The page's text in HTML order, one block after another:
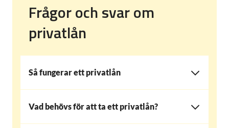
Frågor och svar om
privatlån
Så fungerar ett privatlån
Vad behövs för att ta ett privatlån?